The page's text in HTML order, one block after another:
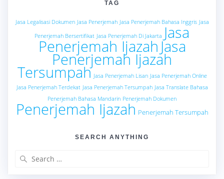
TAG
Jasa Legalisasi Dokumen Jasa Penerjemah Jasa Penerjemah Bahasa Inggris Jasa
Penerjemah Bersertifikat Jasa Penerjemah Di Jakarta Jasa
Penerjemah Ijazah Jasa
Penerjemah Ijazah
Tersumpah Jasa Penerjemah Lisan Jasa Penerjemah Online
Jasa Penerjemah Terdekat Jasa Penerjemah Tersumpah Jasa Translate Bahasa
Penerjemah Bahasa Mandarin Penerjemah Dokumen
Penerjemah Ijazah Penerjemah Tersumpah
SEARCH ANYTHING